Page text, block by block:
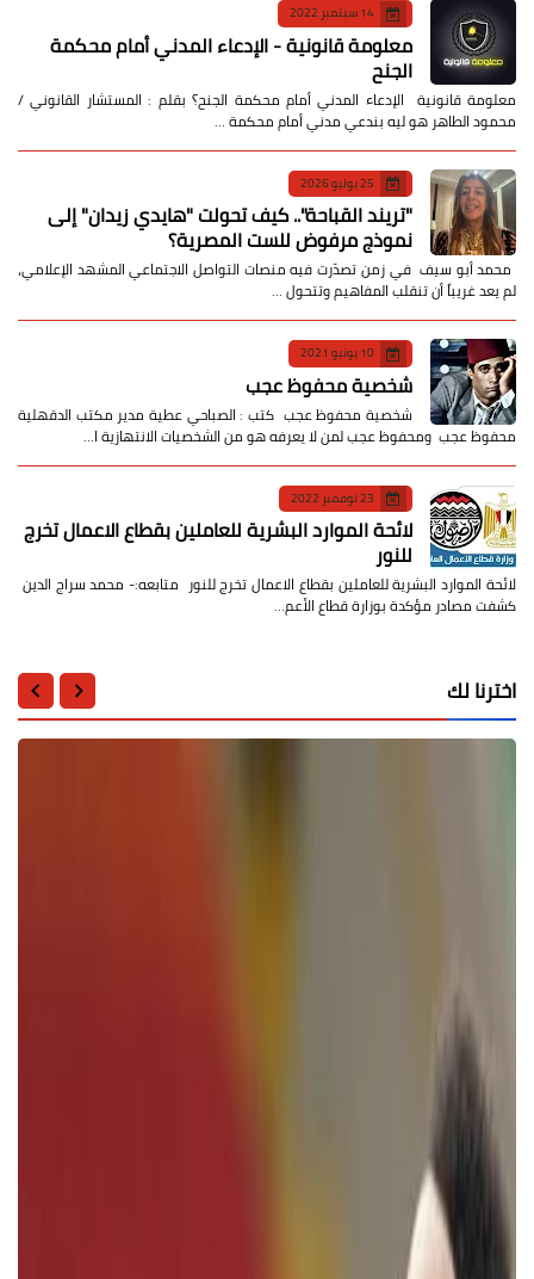
14 سبتمبر 2022
معلومة قانونية - الإدعاء المدني أمام محكمة
الجنح
معلومة قانونية الإدعاء المدني أمام محكمة الجنح؟ بقلم : المستشار القانوني /
محمود الطاهر هو ليه بندعي مدني أمام محكمة …
25 يوليو 2026
​"تريند القباحة".. كيف تحولت "هايدي زيدان" إلى
نموذج مرفوض للست المصرية؟
​ محمد أبو سيف ​في زمن تصدّرت فيه منصات التواصل الاجتماعي المشهد الإعلامي،
لم يعد غريباً أن تنقلب المفاهيم وتتحول …
10 يونيو 2021
شخصية محفوظ عجب
شخصية محفوظ عجب كتب : الصباحي عطية مدير مكتب الدقهلية
محفوظ عجب ومحفوظ عجب لمن لا يعرفه هو من الشخصيات الانتهازية ا…
23 نوفمبر 2022
لائحة الموارد البشرية للعاملين بقطاع الاعمال تخرج
للنور
لائحة الموارد البشرية للعاملين بقطاع الاعمال تخرج للنور متابعه:- محمد سراج الدين
كشفت مصادر مؤكدة بوزارة قطاع الأعم…
اخترنا لك